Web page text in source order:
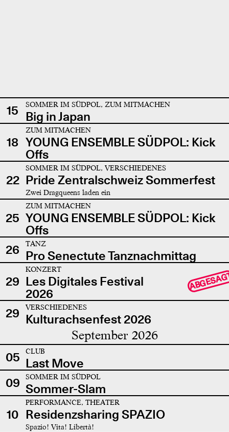
15 SOMMER IM SÜDPOL, ZUM MITMACHEN
Big in Japan
18
ZUM MITMACHEN
YOUNG ENSEMBLE SÜDPOL: Kick
Offs
22
SOMMER IM SÜDPOL, VERSCHIEDENES
Pride Zentralschweiz Sommerfest
Zwei Dragqueens laden ein
25
ZUM MITMACHEN
YOUNG ENSEMBLE SÜDPOL: Kick
Offs
26
TANZ
Pro Senectute Tanznachmittag
29
KONZERT
Les Digitales Festival
2026
29 VERSCHIEDENES
Kulturachsenfest 2026
September 2026
05 CLUB
Last Move
09
SOMMER IM SÜDPOL
Sommer-Slam
10
PERFORMANCE, THEATER
Residenzsharing SPAZIO
Spazio! Vita! Libertà!